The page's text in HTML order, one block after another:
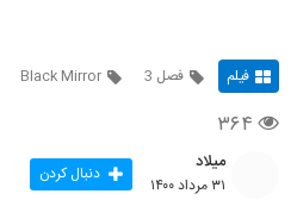
فیلم فصل 3 Black Mirror
۳۶۴
میلاد
۳۱ مرداد ۱۴۰۰ دنبال کردن